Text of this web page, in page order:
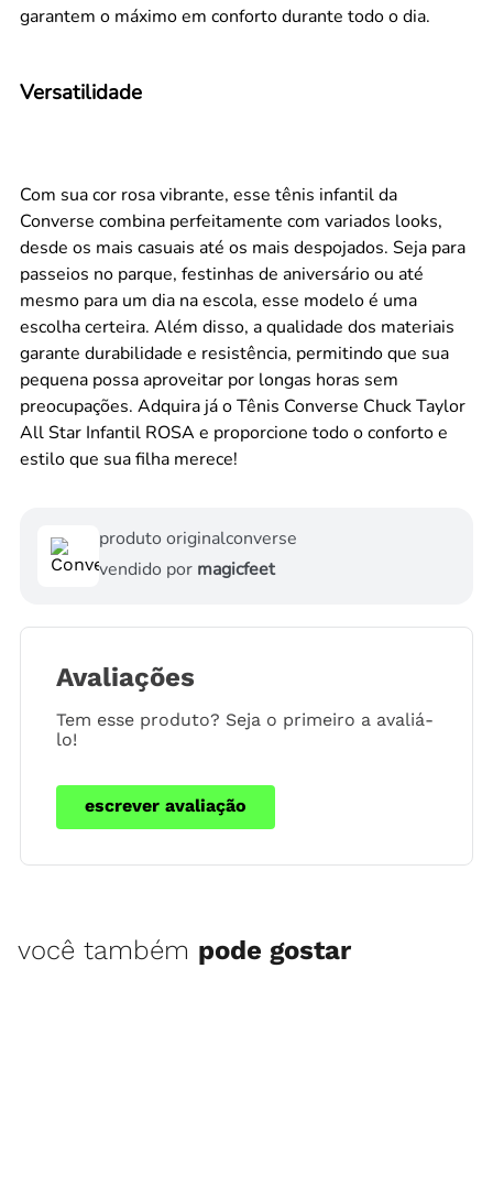
garantem o máximo em conforto durante todo o dia.
Versatilidade
Com sua cor rosa vibrante, esse tênis infantil da
Converse combina perfeitamente com variados looks,
desde os mais casuais até os mais despojados. Seja para
passeios no parque, festinhas de aniversário ou até
mesmo para um dia na escola, esse modelo é uma
escolha certeira. Além disso, a qualidade dos materiais
garante durabilidade e resistência, permitindo que sua
pequena possa aproveitar por longas horas sem
preocupações. Adquira já o Tênis Converse Chuck Taylor
All Star Infantil ROSA e proporcione todo o conforto e
estilo que sua filha merece!
produto originalconverse
vendido por magicfeet
Avaliações
Tem esse produto? Seja o primeiro a avaliá-
lo!
escrever avaliação
você também pode gostar